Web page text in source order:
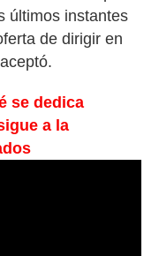
últimos instantes
de dirigir en
se dedica
a la